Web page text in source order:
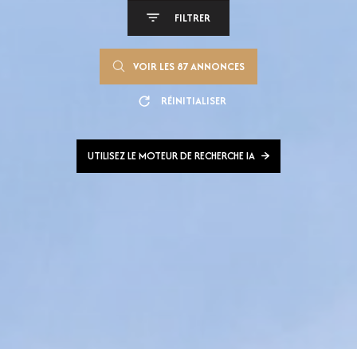
FILTRER
VOIR LES 87ANNONCES
RÉINITIALISER
UTILISEZ LE MOTEUR DE RECHERCHE IA